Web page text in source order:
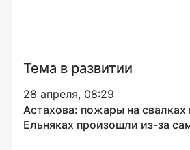
Тема в развитии
28 апреля, 08:29
Астахова: пожары на свалках
Ельняках произошли из-за